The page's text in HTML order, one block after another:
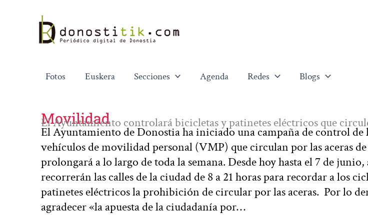
contenido
Fotos Euskera Secciones Agenda Redes Blogs
Movilidad
El Ayuntamiento controlará bicicletas y patinetes eléctricos que
El Ayuntamiento de Donostia ha iniciado una campaña de control de
vehículos de movilidad personal (VMP) que circulan por las aceras de
prolongará a lo largo de toda la semana. Desde hoy hasta el 7 de
recorrerán las calles de la ciudad de 8 a 21 horas para recordar a los
patinetes eléctricos la prohibición de circular por las aceras. Por lo
agradecer «la apuesta de la ciudadanía por…